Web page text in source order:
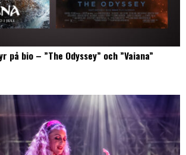
på bio – ”The Odyssey” och ”Vaiana”